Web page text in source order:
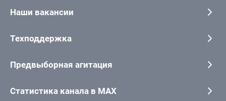
Наши вакансии
Техподдержка
Предвыборная агитация
Статистика канала в MAX